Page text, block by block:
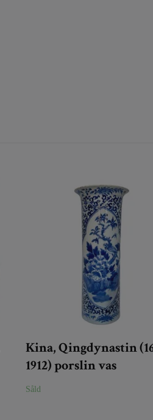
Kina, Qingdynastin
1912) porslin vas
Såld